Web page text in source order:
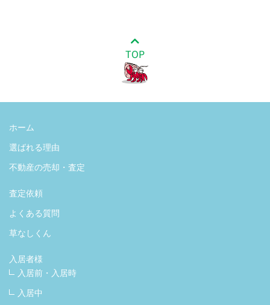
TOP
ホーム
選ばれる理由
不動産の売却・査定
査定依頼
よくある質問
草なしくん
入居者様
入居前・入居時
入居中